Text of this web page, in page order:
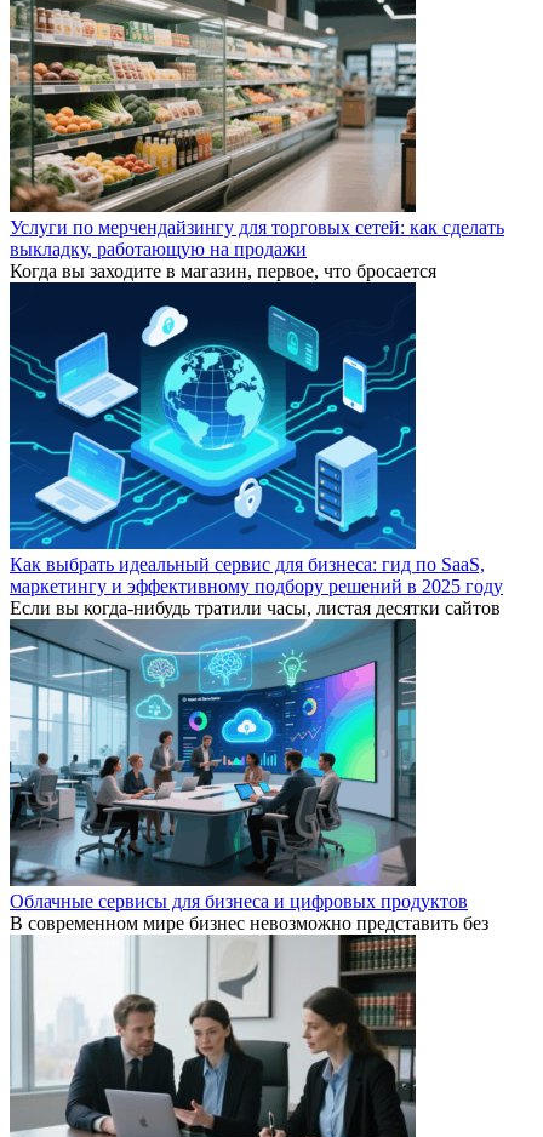
Услуги по мерчендайзингу для торговых сетей: как сделать
выкладку, работающую на продажи
Когда вы заходите в магазин, первое, что бросается
Как выбрать идеальный сервис для бизнеса: гид по SaaS,
маркетингу и эффективному подбору решений в 2025 году
Если вы когда-нибудь тратили часы, листая десятки сайтов
Облачные сервисы для бизнеса и цифровых продуктов
В современном мире бизнес невозможно представить без